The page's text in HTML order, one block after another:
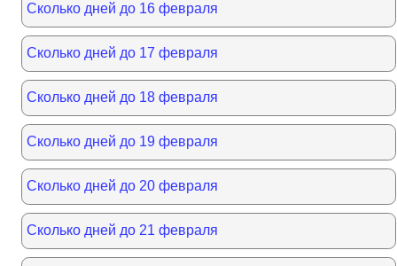
Сколько дней до 16 февраля
Сколько дней до 17 февраля
Сколько дней до 18 февраля
Сколько дней до 19 февраля
Сколько дней до 20 февраля
Сколько дней до 21 февраля